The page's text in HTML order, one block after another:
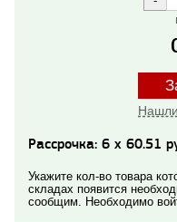
Рассрочка: 6 x 60.51
Укажите кол-во товара
складах появится
сообщим. Необходимо